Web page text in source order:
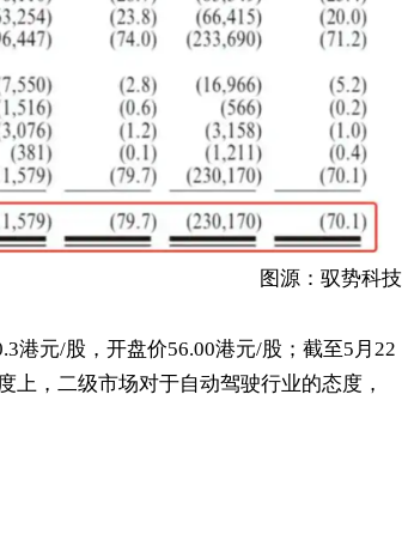
图源：驭势科技
元/股，开盘价56.00港元/股；截至5月22
上，二级市场对于自动驾驶行业的态度，